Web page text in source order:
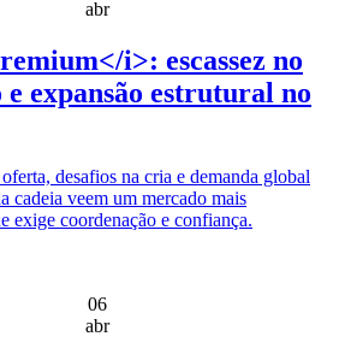
abr
i>: escassez no
expansão estrutural no
desafios na cria e demanda global
cadeia veem um mercado mais
exige coordenação e confiança.
06
abr